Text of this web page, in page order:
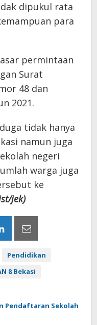
dipukul rata
para
permintaan
Surat
48 dan
2021.
tidak hanya
namun juga
negeri
warga juga
ke
jek)
Pendidikan
8 Bekasi
Pendaftaran Sekolah